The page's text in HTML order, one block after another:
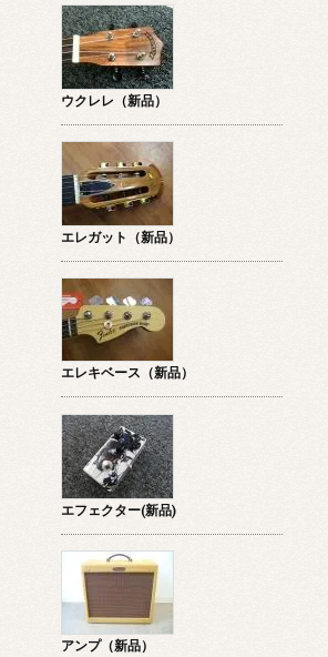
ウクレレ（新品）
エレガット（新品）
エレキベース（新品）
エフェクター(新品)
アンプ（新品）